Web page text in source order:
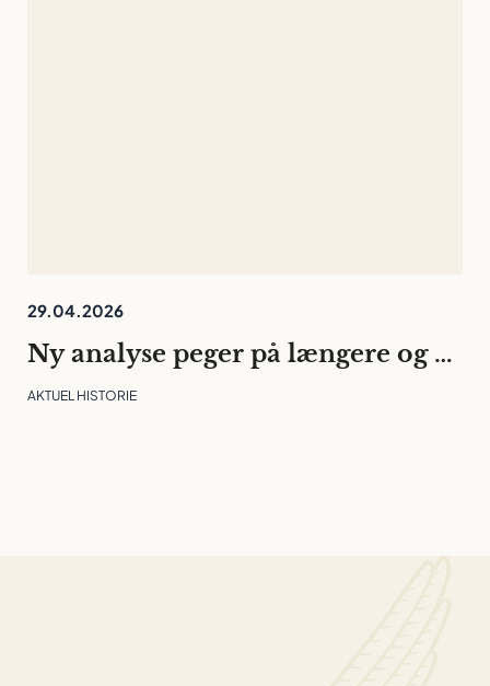
29.04.2026
Ny analyse peger på længere og mere usikre karriereveje for unge forskere
AKTUEL HISTORIE